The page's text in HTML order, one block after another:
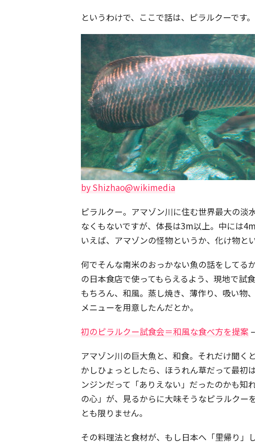
というわけで、ここで話は、ピラルクーです。
by Shizhao@wikimedia
ピラルクー。アマゾン川に住む世界最大の淡
なくもないですが、体長は3m以上。中には
いえば、アマゾンの怪物というか、化け物と
何でそんな南米のおっかない魚の話をしてる
の日本食店で使ってもらえるよう、現地で試
もちろん、和風。蒸し焼き、薄作り、吸い物
メニューを用意したんだとか。
初のピラルクー試食会＝和風な食べ方を提案
アマゾン川の巨大魚と、和食。それだけ聞く
かしひょっとしたら、ほうれん草だって最初
ンジンだって「ありえない」だったのかも知
の心」が、見るからに大味そうなピラルクー
とも限りません。
その料理法と食材が、もし日本へ「里帰り」